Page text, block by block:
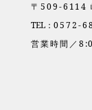
〒509-6114
TEL： 0572-
営業時間／